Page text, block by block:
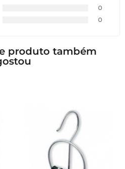
0
0
produto também